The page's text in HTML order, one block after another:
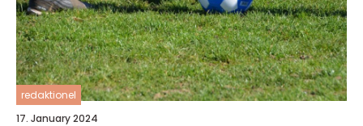
redaktionel
17. January 2024